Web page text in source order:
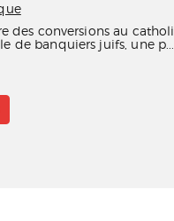
des conversions au
de banquiers juifs, une p...